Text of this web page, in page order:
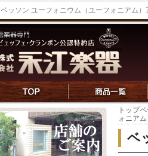
ベッソン ユーフォニウム（ユーフォニアム
トップ
ォニア
ベ